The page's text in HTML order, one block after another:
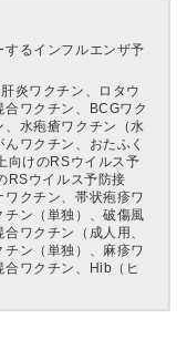
するインフルエンザ予
炎ワクチン、ロタウ
ワクチン、BCGワク
水疱瘡ワクチン（水
ワクチン、おたふく
向けのRSウイルス予
RSウイルス予防接
クチン、帯状疱疹ワ
ン（単独）、破傷風
ワクチン（成人用、
ン（単独）、麻疹ワ
合ワクチン、Hib（ヒ